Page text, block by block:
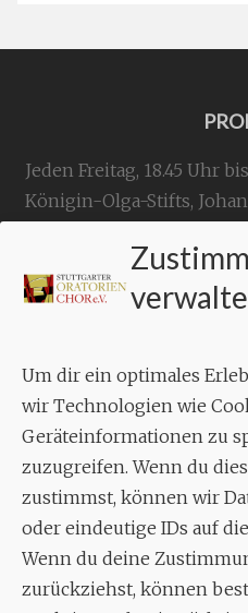
Um dir ein optimales
wir Technologien wie
Geräteinformationen zu
zuzugreifen. Wenn du
zustimmst, können wir
oder eindeutige IDs auf
Wenn du deine
zurückziehst, können
Jeden Freitag, 18.45 Uhr
Königin-Olga-Stifts,
70619
Enrico
Tel.+49